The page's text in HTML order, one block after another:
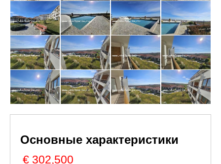
Основные характеристики
€ 302,500